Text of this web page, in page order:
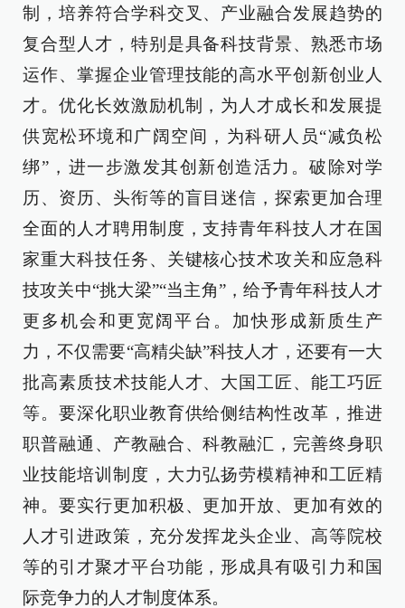
制，培养符合学科交叉、产业融合发展趋势的
复合型人才，特别是具备科技背景、熟悉市场
运作、掌握企业管理技能的高水平创新创业人
才。优化长效激励机制，为人才成长和发展提
供宽松环境和广阔空间，为科研人员“减负松
绑”，进一步激发其创新创造活力。破除对学
历、资历、头衔等的盲目迷信，探索更加合理
全面的人才聘用制度，支持青年科技人才在国
家重大科技任务、关键核心技术攻关和应急科
技攻关中“挑大梁”“当主角”，给予青年科技人才
更多机会和更宽阔平台。加快形成新质生产
力，不仅需要“高精尖缺”科技人才，还要有一大
批高素质技术技能人才、大国工匠、能工巧匠
等。要深化职业教育供给侧结构性改革，推进
职普融通、产教融合、科教融汇，完善终身职
业技能培训制度，大力弘扬劳模精神和工匠精
神。要实行更加积极、更加开放、更加有效的
人才引进政策，充分发挥龙头企业、高等院校
等的引才聚才平台功能，形成具有吸引力和国
际竞争力的人才制度体系。